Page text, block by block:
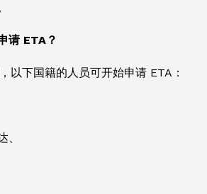
请 ETA？
以下国籍的人员可开始申请 ETA：
、